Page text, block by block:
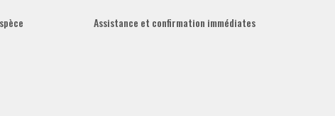
Assistance et confirmation immédiates